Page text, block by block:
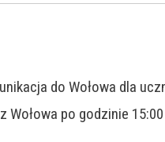
do Wołowa dla
po godzinie